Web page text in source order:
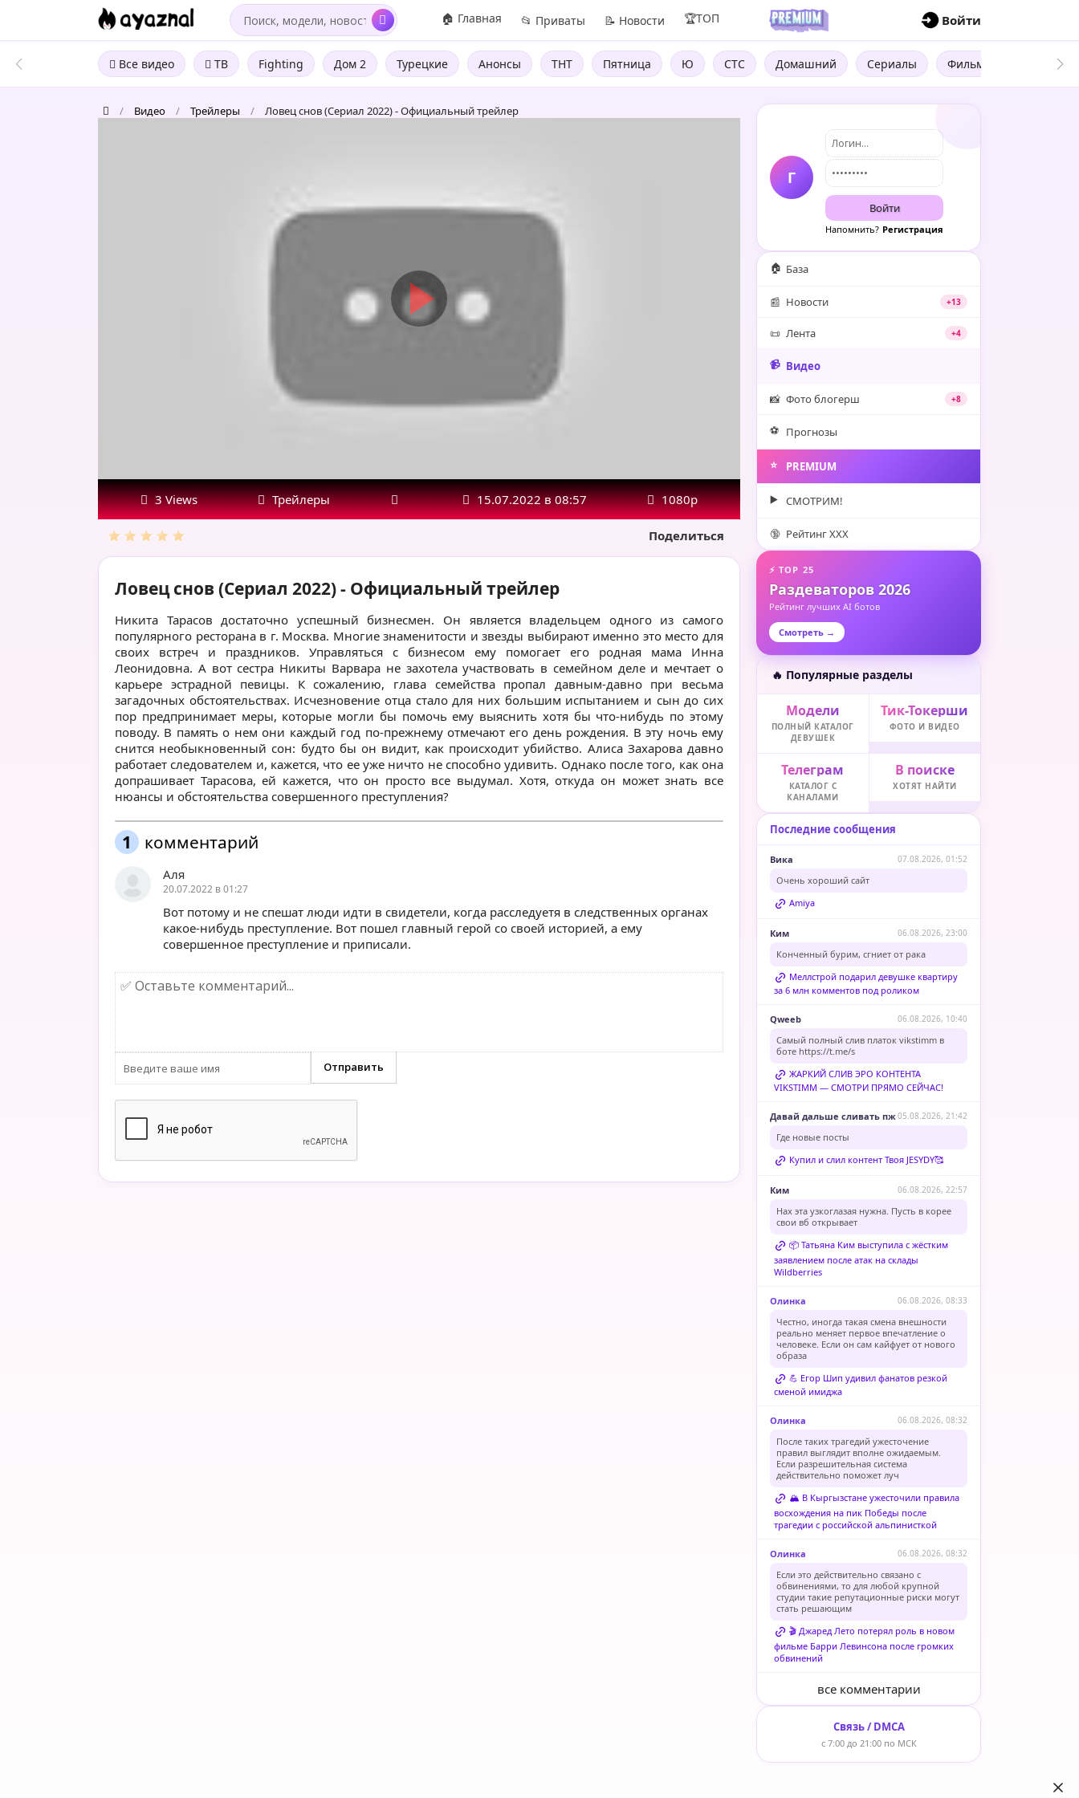
🏠 Главная 📂 Приваты 📝 Новости 🏆ТОП Войти
Все видео ТВ Fighting Дом 2 Турецкие Анонсы ТНТ Пятница Ю СТС Домашний Сериалы Фильмы Трейлеры
/ Видео / Трейлеры / Ловец снов (Сериал 2022) - Официальный трейлер
3 Views Трейлеры 15.07.2022 в 08:57 1080р
Поделиться
Ловец снов (Сериал 2022) - Официальный трейлер
Никита Тарасов достаточно успешный бизнесмен. Он является владельцем одного из самого
популярного ресторана в г. Москва. Многие знаменитости и звезды выбирают именно это место для
своих встреч и праздников. Управляться с бизнесом ему помогает его родная мама Инна
Леонидовна. А вот сестра Никиты Варвара не захотела участвовать в семейном деле и мечтает о
карьере эстрадной певицы. К сожалению, глава семейства пропал давным-давно при весьма
загадочных обстоятельствах. Исчезновение отца стало для них большим испытанием и сын до сих
пор предпринимает меры, которые могли бы помочь ему выяснить хотя бы что-нибудь по этому
поводу. В память о нем они каждый год по-прежнему отмечают его день рождения. В эту ночь ему
снится необыкновенный сон: будто бы он видит, как происходит убийство. Алиса Захарова давно
работает следователем и, кажется, что ее уже ничто не способно удивить. Однако после того, как она
допрашивает Тарасова, ей кажется, что он просто все выдумал. Хотя, откуда он может знать все
нюансы и обстоятельства совершенного преступления?
1 комментарий
Аля
20.07.2022 в 01:27
Вот потому и не спешат люди идти в свидетели, когда расследуетя в следственных органах
какое-нибудь преступление. Вот пошел главный герой со своей историей, а ему
совершенное преступление и приписали.
Г
Войти
Напомнить? Регистрация
🏠 База
📰 Новости +13
📜 Лента +4
📹 Видео
📸 Фото блогерш +8
⚽️ Прогнозы
⭐️ PREMIUM
▶️ СМОТРИМ!
🔞 Рейтинг XXX
⚡ TOP 25
Раздеваторов 2026
Рейтинг лучших AI ботов
Смотреть →
🔥 Популярные разделы
Модели
ПОЛНЫЙ КАТАЛОГ
ДЕВУШЕК
Тик-Токерши
ФОТО И ВИДЕО
Телеграм
КАТАЛОГ С
КАНАЛАМИ
В поиске
ХОТЯТ НАЙТИ
Последние сообщения
Вика 07.08.2026, 01:52
Очень хороший сайт
Amiya
Ким 06.08.2026, 23:00
Конченный бурим, сгниет от рака
Меллстрой подарил девушке квартиру
за 6 млн комментов под роликом
Qweeb 06.08.2026, 10:40
Самый полный слив платок vikstimm в
боте https://t.me/s
ЖАРКИЙ СЛИВ ЭРО КОНТЕНТА
VIKSTIMM — СМОТРИ ПРЯМО СЕЙЧАС!
Давай дальше сливать пж05.08.2026, 21:42
Где новые посты
Купил и слил контент Твоя JESYDY🥰
Ким 06.08.2026, 22:57
Нах эта узкоглазая нужна. Пусть в корее
свои вб открывает
📦 Татьяна Ким выступила с жёстким
заявлением после атак на склады
Wildberries
Олинка 06.08.2026, 08:33
Честно, иногда такая смена внешности
реально меняет первое впечатление о
человеке. Если он сам кайфует от нового
образа
💪 Егор Шип удивил фанатов резкой
сменой имиджа
Олинка 06.08.2026, 08:32
После таких трагедий ужесточение
правил выглядит вполне ожидаемым.
Если разрешительная система
действительно поможет луч
🏔️ В Кыргызстане ужесточили правила
восхождения на пик Победы после
трагедии с российской альпинисткой
Олинка 06.08.2026, 08:32
Если это действительно связано с
обвинениями, то для любой крупной
студии такие репутационные риски могут
стать решающим
🎬 Джаред Лето потерял роль в новом
фильме Барри Левинсона после громких
обвинений
все комментарии
Связь / DMCA
с 7:00 до 21:00 по МСК